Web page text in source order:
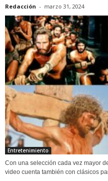
Redacción - marzo 31, 2024
Entretenimiento
Con una selección cada vez mayor
video cuenta también con clásicos